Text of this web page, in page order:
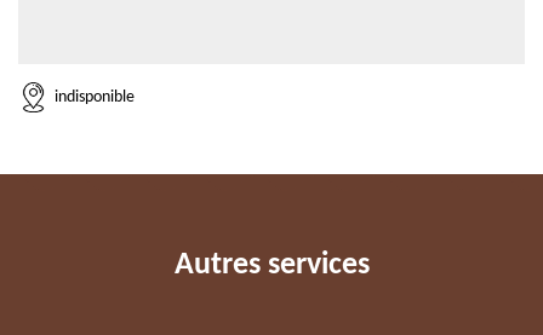
indisponible
Autres services